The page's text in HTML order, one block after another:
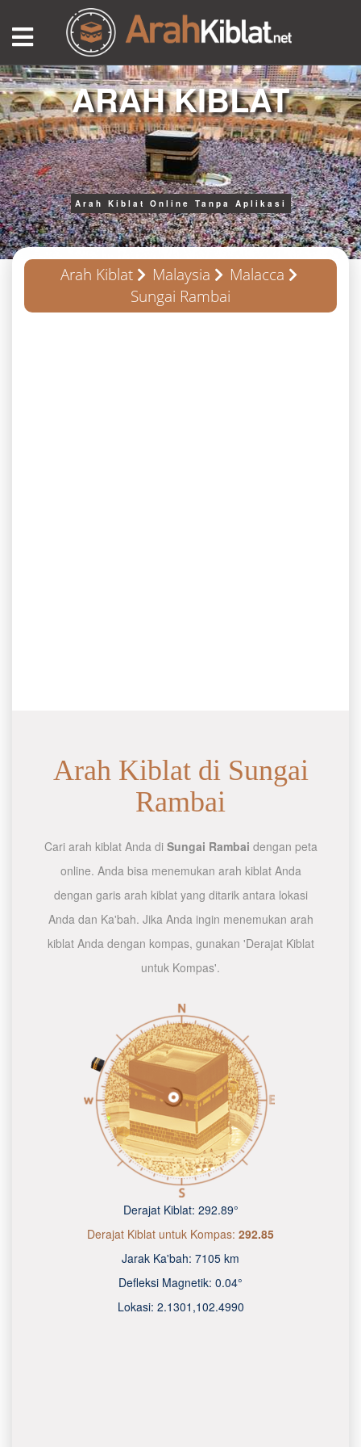
ARAH KIBLAT
Arah Kiblat Online Tanpa Aplikasi
Arah Kiblat Malaysia
Malacca
Sungai Rambai
Arah Kiblat di Sungai
Rambai
Cari arah kiblat Anda di Sungai Rambai dengan peta
online. Anda bisa menemukan arah kiblat Anda
dengan garis arah kiblat yang ditarik antara lokasi
Anda dan Ka'bah. Jika Anda ingin menemukan arah
kiblat Anda dengan kompas, gunakan 'Derajat Kiblat
untuk Kompas'.
Derajat Kiblat: 292.89°
Derajat Kiblat untuk Kompas: 292.85
Jarak Ka'bah: 7105 km
Defleksi Magnetik: 0.04°
Lokasi: 2.1301 ,102.4990